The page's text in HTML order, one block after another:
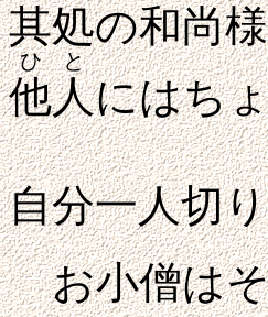
其処の和尚
他人
ひと
にはち
自分一人切
お小僧はそ